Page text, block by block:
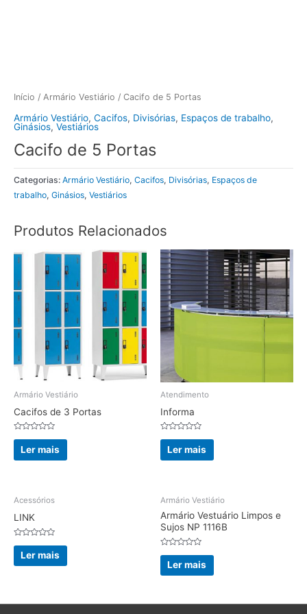
Início / Armário Vestiário / Cacifo de 5 Portas
Armário Vestiário, Cacifos, Divisórias, Espaços de trabalho,
Ginásios, Vestiários
Cacifo de 5 Portas
Categorias: Armário Vestiário, Cacifos, Divisórias, Espaços de
trabalho, Ginásios, Vestiários
Produtos Relacionados
Armário Vestiário
Cacifos de 3 Portas
Avaliação
de
5
Ler mais
Atendimento
Informa
Avaliação
de
5
Ler mais
Acessórios
LINK
Avaliação
de
5
Ler mais
Armário Vestiário
Armário Vestuário Limpos e
Sujos NP 1116B
Avaliação
de
5
Ler mais